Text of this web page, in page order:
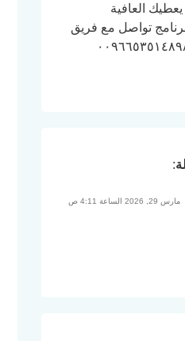
العافية
تواصل مع فريق
:
مارس 29, 2026 الساعة 4:11 ص